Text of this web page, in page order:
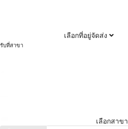
เลือกที่อยู่จัดส่ง
รับที่สาขา
เลือกสาขา